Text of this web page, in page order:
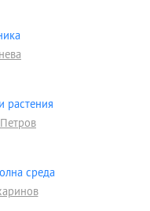
растения
среда